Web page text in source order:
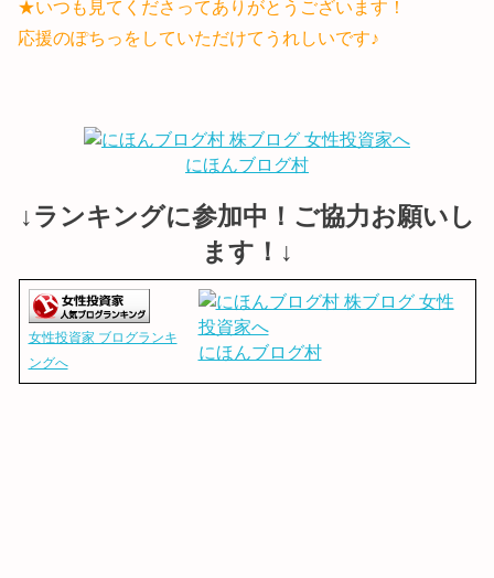
★いつも見てくださってありがとうございます！
応援のぽちっをしていただけてうれしいです♪
にほんブログ村
↓ランキングに参加中！ご協力お願いし
ます！↓
女性投資家 ブログランキ
ングへ
にほんブログ村